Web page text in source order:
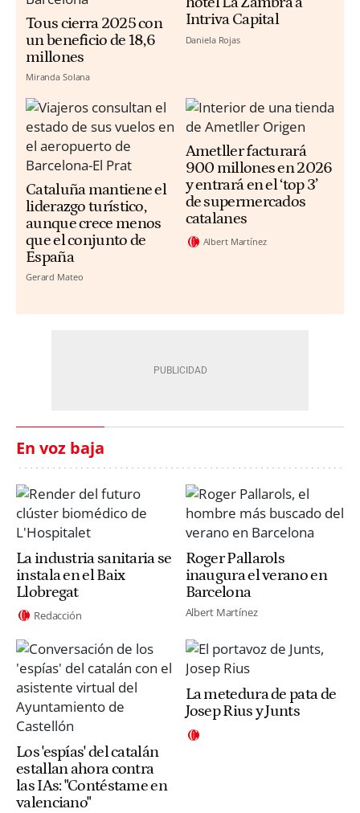
Tous cierra 2025 con
un beneficio de 18,6
millones
Miranda Solana
Intriva Capital
Daniela Rojas
Cataluña mantiene el
liderazgo turístico,
aunque crece menos
que el conjunto de
España
Gerard Mateo
Ametller facturará
900 millones en 2026
y entrará en el ‘top 3’
de supermercados
catalanes
Albert Martínez
En voz baja
La industria sanitaria se
instala en el Baix
Llobregat
Redacción
Roger Pallarols
inaugura el verano en
Barcelona
Albert Martínez
Los 'espías' del catalán
estallan ahora contra
las IAs: "Contéstame en
valenciano"
La metedura de pata de
Josep Rius y Junts